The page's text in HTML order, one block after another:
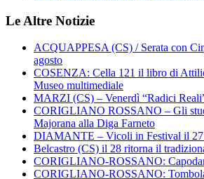
Le Altre Notizie
ACQUAPPESA (CS) / Serata con
agosto
COSENZA: Cella 121 il libro di
Museo multimediale
MARZI (CS) – Venerdì “Radici
CORIGLIANO ROSSANO – Gli
Majorana alla Diga Farneto
DIAMANTE – Vicoli in Festival il 27
Belcastro (CS) il 28 ritorna il
CORIGLIANO-ROSSANO:
CORIGLIANO-ROSSANO: